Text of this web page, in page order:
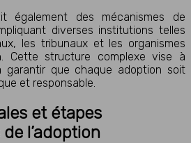
également des mécanismes de
diverses institutions telles
les tribunaux et les organismes
Cette structure complexe vise à
que chaque adoption soit
et responsable.
et étapes
l’adoption